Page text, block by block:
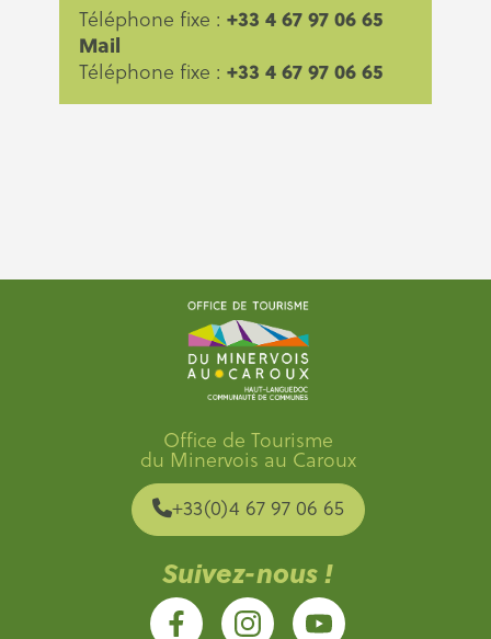
Téléphone fixe : +33 4 67 97 06 65
Mail
Téléphone fixe : +33 4 67 97 06 65
Office de Tourisme
du Minervois au Caroux
+33(0)4 67 97 06 65
Suivez-nous !